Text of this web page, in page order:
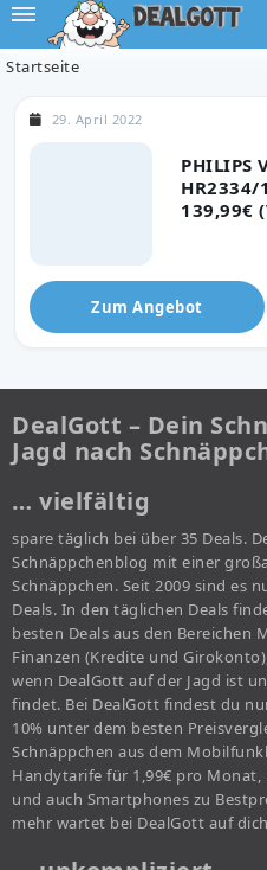
Startseite
PHILIPS
139,99€
29. April 2022
Zum Angebot
DealGott – Dein
Jagd nach
… vielfältig
spare täglich bei über 35 Deals.
Schnäppchenblog mit einer
Schnäppchen. Seit 2009 sind es
Deals. In den täglichen Deals
besten Deals aus den Bereichen
Finanzen (Kredite und
wenn DealGott auf der Jagd ist
findet. Bei DealGott findest du
10% unter dem besten
Schnäppchen aus dem
Handytarife für 1,99€ pro
und auch Smartphones zu
mehr wartet bei DealGott auf